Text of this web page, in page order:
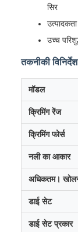
सिर
उच्च
तकनीकी विनिर्देश
मॉडल
क्रिमिंग रेंज
क्रिमिंग फोर्स
नली का आकार
अधिकतम।
डाई सेट
डाई सेट प्रकार